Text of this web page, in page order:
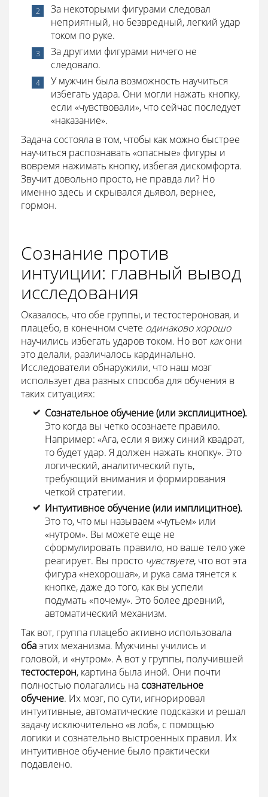
За некоторыми фигурами следовал
неприятный, но безвредный, легкий удар
током по руке.
За другими фигурами ничего не
следовало.
У мужчин была возможность научиться
избегать удара. Они могли нажать кнопку,
если «чувствовали», что сейчас последует
«наказание».
Задача состояла в том, чтобы как можно быстрее
научиться распознавать «опасные» фигуры и
вовремя нажимать кнопку, избегая дискомфорта.
Звучит довольно просто, не правда ли? Но
именно здесь и скрывался дьявол, вернее,
гормон.
Сознание против
интуиции: главный вывод
исследования
Оказалось, что обе группы, и тестостероновая, и
плацебо, в конечном счете одинаково хорошо
научились избегать ударов током. Но вот какони
это делали, различалось кардинально.
Исследователи обнаружили, что наш мозг
использует два разных способа для обучения в
таких ситуациях:
Сознательное обучение (или эксплицитное).
Это когда вы четко осознаете правило.
Например: «Ага, если я вижу синий квадрат,
то будет удар. Я должен нажать кнопку». Это
логический, аналитический путь,
требующий внимания и формирования
четкой стратегии.
Интуитивное обучение (или имплицитное).
Это то, что мы называем «чутьем» или
«нутром». Вы можете еще не
сформулировать правило, но ваше тело уже
реагирует. Вы просто чувствуете, что вот эта
фигура «нехорошая», и рука сама тянется к
кнопке, даже до того, как вы успели
подумать «почему». Это более древний,
автоматический механизм.
Так вот, группа плацебо активно использовала
обаэтих механизма. Мужчины учились и
головой, и «нутром». А вот у группы, получившей
тестостерон, картина была иной. Они почти
полностью полагались на сознательное
обучение. Их мозг, по сути, игнорировал
интуитивные, автоматические подсказки и решал
задачу исключительно «в лоб», с помощью
логики и сознательно выстроенных правил. Их
интуитивное обучение было практически
подавлено.